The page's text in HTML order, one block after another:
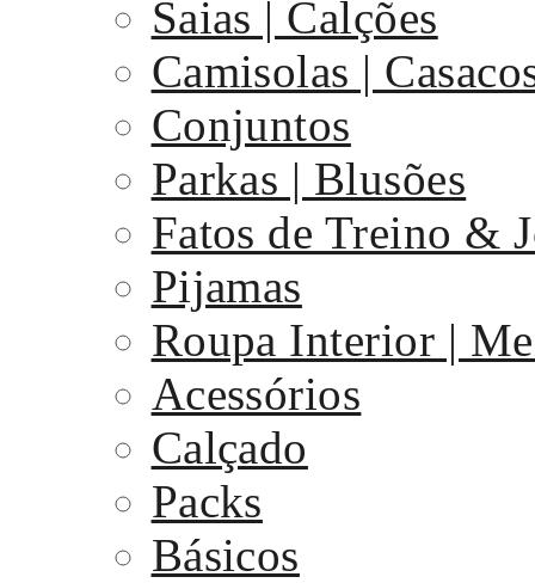
Saias | Calções
Camisolas |
Conjuntos
Parkas | Blusões
Fatos de Treino &
Pijamas
Roupa Interior |
Acessórios
Calçado
Packs
Básicos